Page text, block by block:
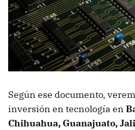
Según ese documento,
inversión en tecnología en
Chihuahua, Guanajuato,